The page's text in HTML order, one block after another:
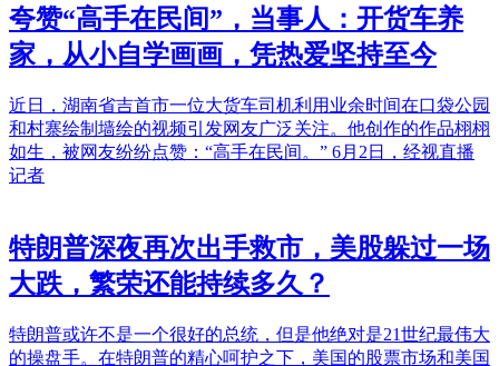
夸赞“高手在民间”，当事人：开货车养
家，从小自学画画，凭热爱坚持至今
近日，湖南省吉首市一位大货车司机利用业余时间在口袋公园
和村寨绘制墙绘的视频引发网友广泛关注。他创作的作品栩栩
如生，被网友纷纷点赞：“高手在民间。” 6月2日，经视直播
记者
特朗普深夜再次出手救市，美股躲过一场
大跌，繁荣还能持续多久？
特朗普或许不是一个很好的总统，但是他绝对是21世纪最伟大
的操盘手。在特朗普的精心呵护之下，美国的股票市场和美国